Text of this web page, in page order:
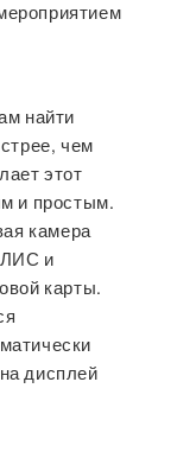
найти
чем
этот
и простым.
камера
и
карты.
дисплей